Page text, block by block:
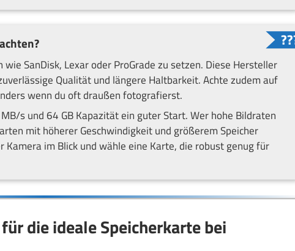
SanDisk, Lexar oder ProGrade zu setzen. Diese Hersteller
Qualität und längere Haltbarkeit. Achte zudem auf
wenn du oft draußen fotografierst.
s und 64 GB Kapazität ein guter Start. Wer hohe Bildraten
mit höherer Geschwindigkeit und größerem Speicher
im Blick und wähle eine Karte, die robust genug für
die ideale Speicherkarte bei